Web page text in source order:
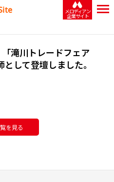
メロディアン
企業サイト
「滝川トレードフェア
して登壇しました。
を見る